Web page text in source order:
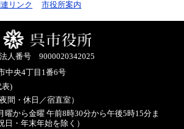
リンク 市役所案内
法人番号 9000020342025
中央4丁目1番6号
表)
間・休日／宿直室）
曜から金曜 午前8時30分から午後5時15分ま
・年末年始を除く）